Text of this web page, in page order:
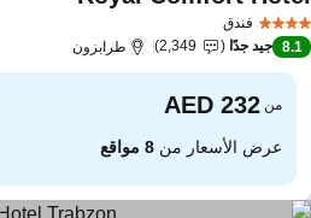
فندق
مشاهدة
8.1 جيد جدًا 2,349 طرابزون
من
عرض الأسعار من8 مواقع